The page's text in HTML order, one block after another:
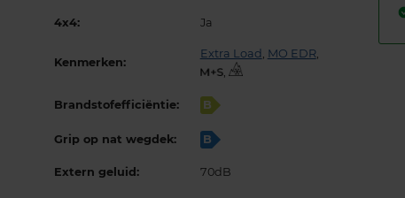
4x4: Ja
Kenmerken:
Extra Load , MO EDR,
,
Brandstofefficiëntie: B
Grip op nat wegdek: B
Extern geluid: 70dB